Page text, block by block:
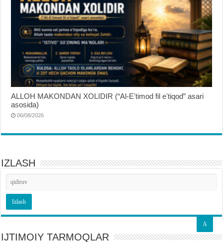
ALLOH MAKONDAN XOLIDIR (“Al-Eʼtimod fil eʼtiqod” asari
asosida)
06/08/2026
IZLASH
IJTIMOIY TARMOQLAR
A